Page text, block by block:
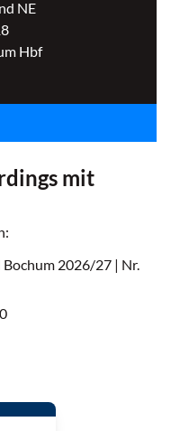
NE
Hbf
mit
2026/27 | Nr.